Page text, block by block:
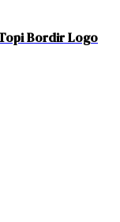
Bordir Logo